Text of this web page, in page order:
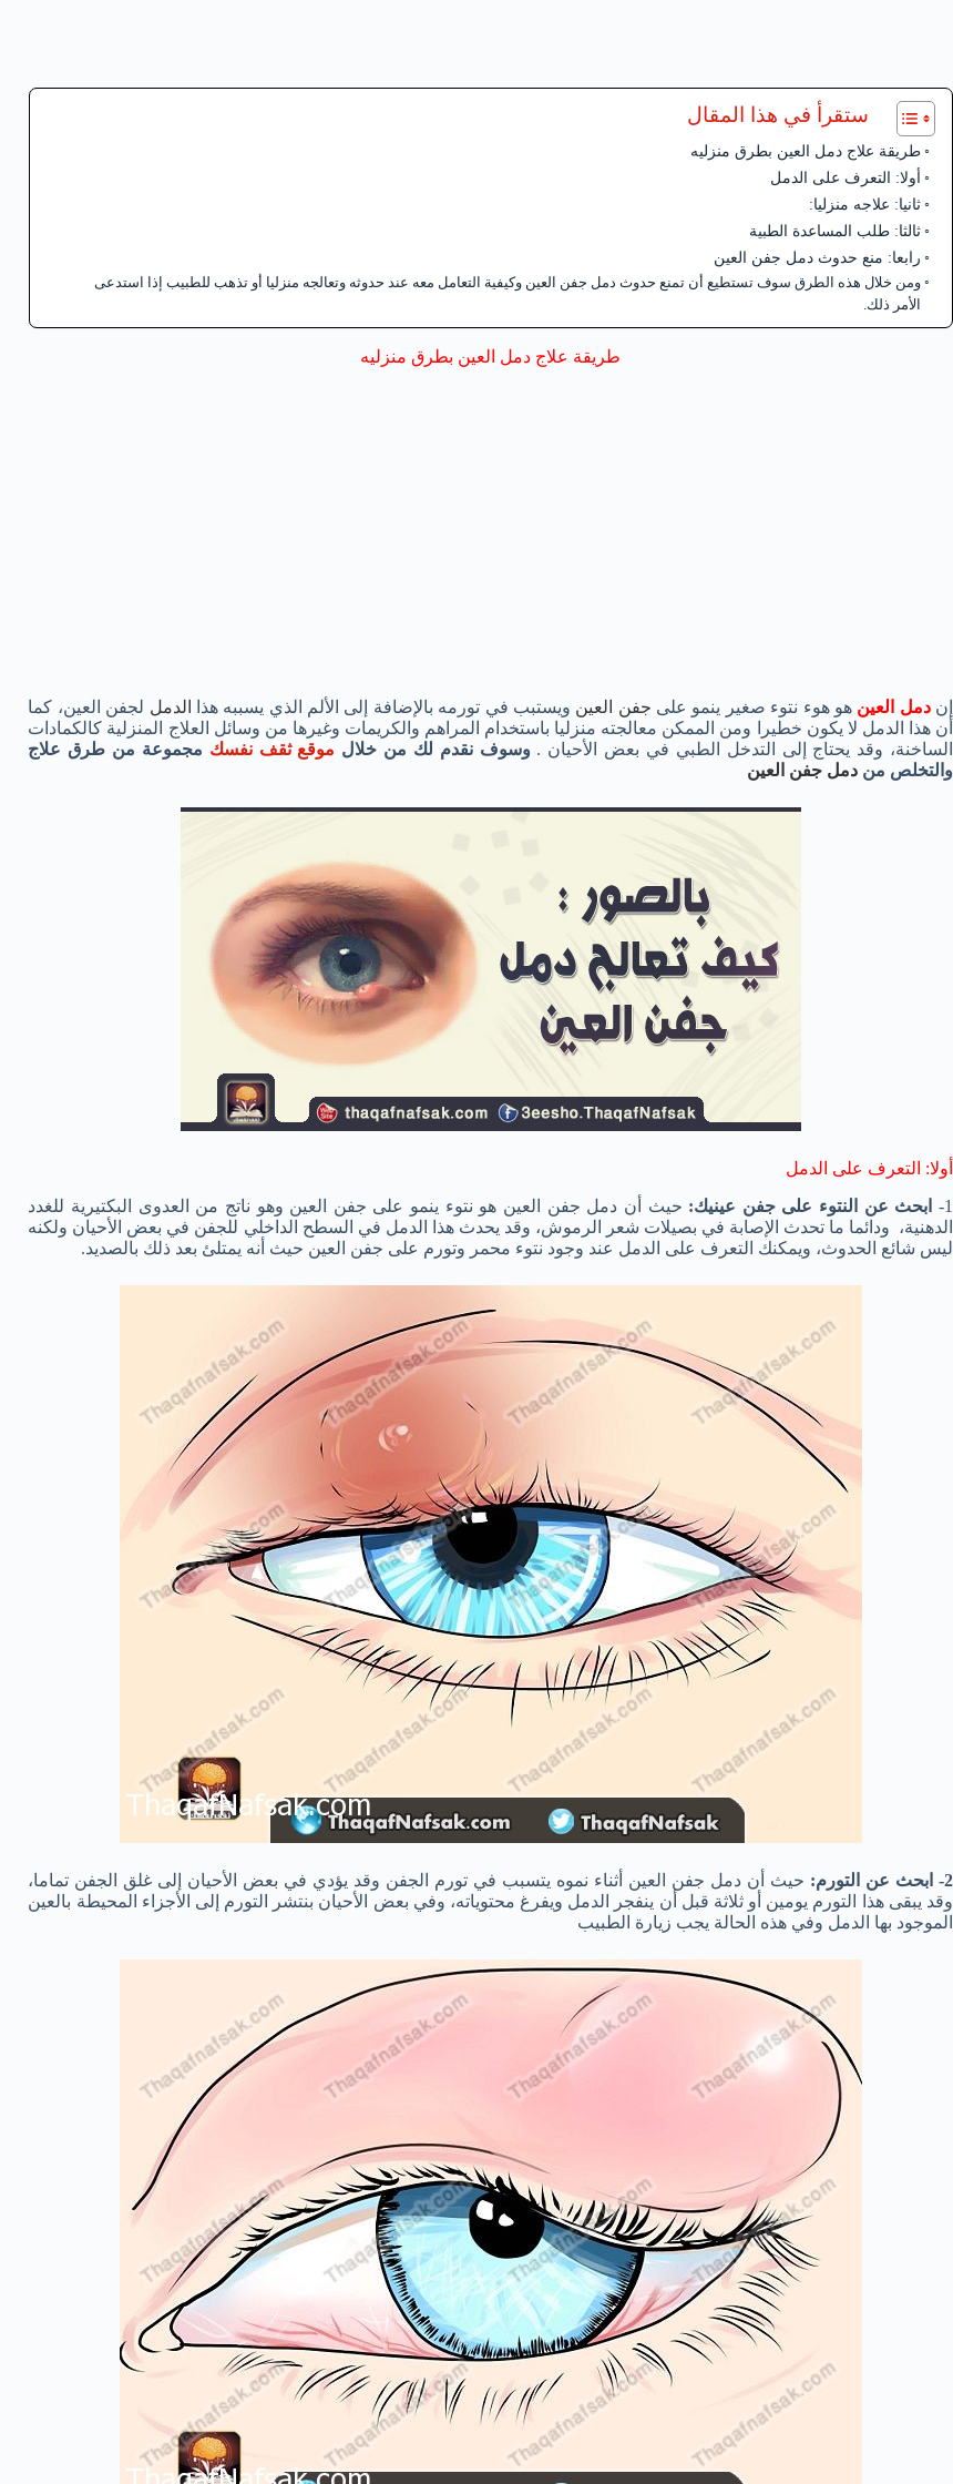
ستقرأ في هذا المقال
طريقة علاج دمل العين بطرق منزليه
أولا: التعرف على الدمل
ثانيا: علاجه منزليا:
ثالثا: طلب المساعدة الطبية
رابعا: منع حدوث دمل جفن العين
ومن خلال هذه الطرق سوف تستطيع أن تمنع حدوث دمل جفن العين وكيفية التعامل معه عند حدوثه وتعالجه منزليا أو تذهب للطبيب إذا استدعى
الأمر ذلك.
طريقة علاج دمل العين بطرق منزليه
إن دمل العين هو هوء نتوء صغير ينمو على جفن العين ويستبب في تورمه بالإضافة إلى الألم الذي يسببه هذا الدمل لجفن العين، كما
أن هذا الدمل لا يكون خطيرا ومن الممكن معالجته منزليا باستخدام المراهم والكريمات وغيرها من وسائل العلاج المنزلية كالكمادات
الساخنة، وقد يحتاج إلى التدخل الطبي في بعض الأحيان .وسوف نقدم لك من خلال موقع ثقف نفسك مجموعة من طرق علاج
والتخلص من دمل جفن العين
أولا: التعرف على الدمل
1-
ابحث عن النتوء على جفن عينيك: حيث أن دمل جفن العين هو نتوء ينمو على جفن العين وهو ناتج من العدوى البكتيرية للغدد
الدهنية، ودائما ما تحدث الإصابة في بصيلات شعر الرموش، وقد يحدث هذا الدمل في السطح الداخلي للجفن في بعض الأحيان ولكنه
ليس شائع الحدوث، ويمكنك التعرف على الدمل عند وجود نتوء محمر وتورم على جفن العين حيث أنه يمتلئ بعد ذلك بالصديد.
2- ابحث عن التورم:
حيث أن دمل جفن العين أثناء نموه يتسبب في تورم الجفن وقد يؤدي في بعض الأحيان إلى غلق الجفن تماما،
وقد يبقى هذا التورم يومين أو ثلاثة قبل أن ينفجر الدمل ويفرغ محتوياته، وفي بعض الأحيان بنتشر التورم إلى الأجزاء المحيطة بالعين
الموجود بها الدمل وفي هذه الحالة يجب زيارة الطبيب